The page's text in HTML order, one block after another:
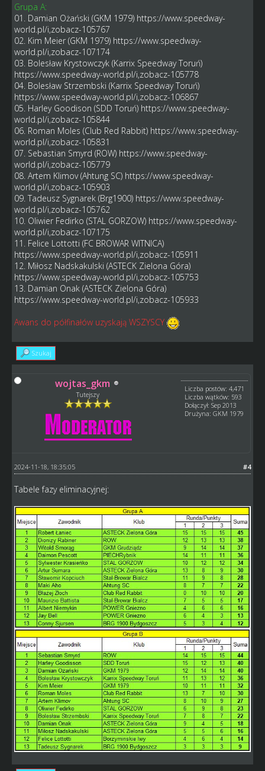
Grupa A:
01. Damian Ożański (GKM 1979) https://www.speedway-
world.pl/i,zobacz-105767
02. Kim Meier (GKM 1979) https://www.speedway-
world.pl/i,zobacz-107174
03. Bolesław Krystowczyk (Karrix Speedway Toruń)
https://www.speedway-world.pl/i,zobacz-105778
04. Bolesław Strzembski (Karrix Speedway Toruń)
https://www.speedway-world.pl/i,zobacz-106867
05. Harley Goodison (SDD Toruń) https://www.speedway-
world.pl/i,zobacz-105844
06. Roman Moles (Club Red Rabbit) https://www.speedway-
world.pl/i,zobacz-105831
07. Sebastian Smyrd (ROW) https://www.speedway-
world.pl/i,zobacz-105779
08. Artem Klimov (Ahtung SC) https://www.speedway-
world.pl/i,zobacz-105903
09. Tadeusz Sygnarek (Brg1900) https://www.speedway-
world.pl/i,zobacz-105762
10. Oliwier Fedirko (STAL GORZOW) https://www.speedway-
world.pl/i,zobacz-107175
11. Felice Lottotti (FC BROWAR WITNICA)
https://www.speedway-world.pl/i,zobacz-105911
12. Miłosz Nadskakulski (ASTECK Zielona Góra)
https://www.speedway-world.pl/i,zobacz-105753
13. Damian Onak (ASTECK Zielona Góra)
https://www.speedway-world.pl/i,zobacz-105933
Awans do półfinałów uzyskają WSZYSCY
Szukaj
wojtas_gkm
Tutejszy
Liczba postów: 4,471
Liczba wątków: 593
Dołączył: Sep 2013
Drużyna: GKM 1979
#4
2024-11-18, 18:35:05
Tabele fazy eliminacyjnej: